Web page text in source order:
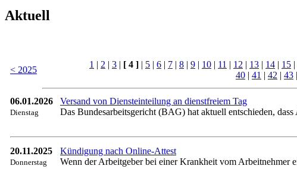
Aktuell
< 2025
1 | 2 | 3 | [ 4 ] | 5 | 6 | 7 | 8 | 9 | 10 | 11 | 12 | 13 | 14 | 15 |
40 | 41 | 42 | 43 |
06.01.2026
Dienstag
Versand von Diensteinteilung an dienstfreiem Tag
Das Bundesarbeitsgericht (BAG) hat aktuell entschieden,
20.11.2025
Donnerstag
Kündigung nach Online-Attest
Wenn der Arbeitgeber bei einer Krankheit vom Arbeitnehmer